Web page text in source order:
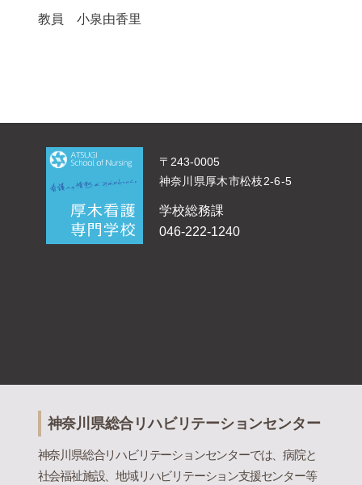
教員 小泉由香里
〒243-0005
神奈川県厚木市松枝2-6-5
学校総務課
046-222-1240
神奈川県総合リハビリテーションセンター
神奈川県総合リハビリテーションセンターでは、病院と
社会福祉施設、地域リハビリテーション支援センター等